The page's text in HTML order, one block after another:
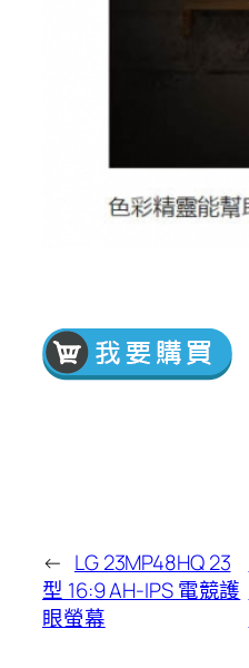
← LG 23MP48HQ 23
型 16:9 AH-IPS 電競護
眼螢幕